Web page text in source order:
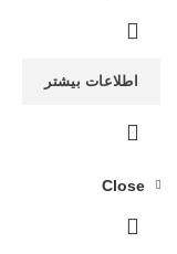
اطلاعات بیشتر
Close